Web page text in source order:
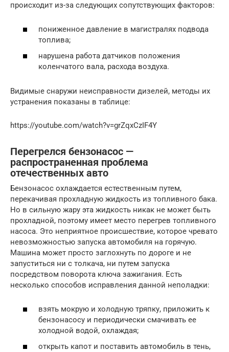
происходит из-за следующих сопутствующих факторов:
пониженное давление в магистралях подвода
топлива;
нарушена работа датчиков положения
коленчатого вала, расхода воздуха.
Видимые снаружи неисправности дизелей, методы их
устранения показаны в таблице:
https://youtube.com/watch?v=grZqxCzIF4Y
Перегрелся бензонасос —
распространенная проблема
отечественных авто
Бензонасос охлаждается естественным путем,
перекачивая прохладную жидкость из топливного бака.
Но в сильную жару эта жидкость никак не может быть
прохладной, поэтому имеет место перегрев топливного
насоса. Это неприятное происшествие, которое чревато
невозможностью запуска автомобиля на горячую.
Машина может просто заглохнуть по дороге и не
запуститься ни с толкача, ни путем запуска
посредством поворота ключа зажигания. Есть
несколько способов исправления данной неполадки:
взять мокрую и холодную тряпку, приложить к
бензонасосу и периодически смачивать ее
холодной водой, охлаждая;
открыть капот и поставить автомобиль в тень,